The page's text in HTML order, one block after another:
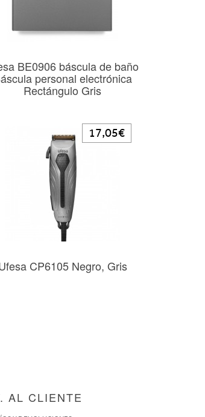
BE0906 báscula de baño
personal electrónica
Rectángulo Gris
CP6105 Negro, Gris
17,05€
AL CLIENTE